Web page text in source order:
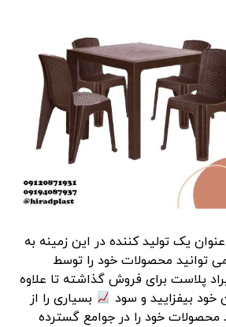
یک تولید کننده در این زمینه به
توانید محصولات خود را توسط
پلاست برای فروش گذاشته تا علاوه
خود بیفزایید و سود
بسیاری را از
محصولات خود را در جوامع گسترده